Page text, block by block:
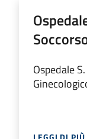
Ospedale